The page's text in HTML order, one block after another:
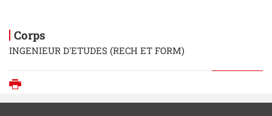
Corps
INGENIEUR D'ETUDES (RECH ET FORM)